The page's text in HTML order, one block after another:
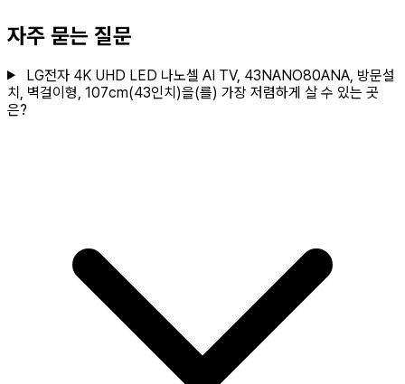
자주 묻는 질문
LG전자 4K UHD LED 나노셀 AI TV, 43NANO80ANA, 방문설
치, 벽걸이형, 107cm(43인치)을(를) 가장 저렴하게 살 수 있는 곳
은?